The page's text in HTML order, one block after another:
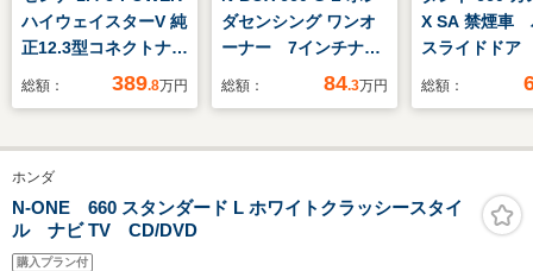
ハイウェイスターV 純
正12.3型コネクトナ
ビ!パノラミックビュ
ルミ!プロパイロッ
ト!Wエアコン!ブライ
ンドスポットモニタ
ー!衝突軽減!パノラマ
ビュー!ドラレコ前後!
総額： 389.8万円
ダセンシング ワンオ
ーナー 7インチナビ
(純正用品VXM-
ライドドア
トライト 衝突被害軽
総額： 84.3万円
X SA 禁煙車
スライドド
トキー シー
突被害軽減
ィンカー ア
グストップ
総額：
ホンダ
N-ONE 660 スタンダード L ホワイトクラッシースタイ
ル ナビ TV CD/DVD
購入プラン付